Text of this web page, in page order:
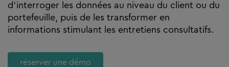
d’interroger les données au niveau du client ou du
portefeuille, puis de les transformer en
informations stimulant les entretiens consultatifs.
réserver une démo